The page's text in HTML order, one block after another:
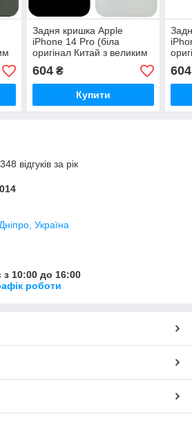
Задня кришка Apple
iPhone 14 Pro (біла
оригінал Китай з великим
отвором)
604₴
Купити
604
відгуків за рік
Україна
10:00 до 16:00
роботи